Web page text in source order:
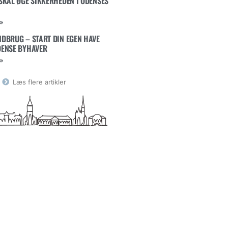
– START DIN EGEN HAVE
BYHAVER
Læs flere artikler